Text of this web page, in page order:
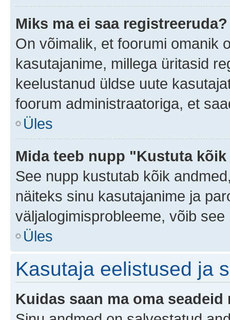
Miks ma ei saa registreeruda?
On võimalik, et foorumi omanik
kasutajanime, millega üritasid
keelustanud üldse uute
foorum administraatoriga, et
Üles
Mida teeb nupp "Kustuta
See nupp kustutab kõik
näiteks sinu kasutajanime ja
väljalogimisprobleeme, võib see
Üles
Kasutaja eelistused ja
Kuidas saan ma oma seadeid